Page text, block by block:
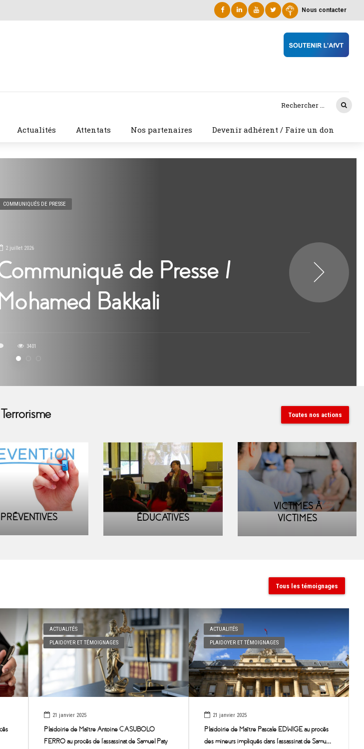
Nous contacter
Actualités Attentats Nos partenaires Devenir adhérent / Faire un don
Toutes nos actions
PRÉVENTIVES ÉDUCATIVES
VICTIMES À
VICTIMES
Tous les témoignages
ACTUALITÉS
PLAIDOYER ET TÉMOIGNAGES
21 janvier 2025
Plaidoirie de Maître Antoine CASUBOLO
FERRO au procès de l’assassinat de Samuel Paty
ACTUALITÉS
PLAIDOYER ET TÉMOIGNAGES
21 janvier 2025
Plaidoirie de Maître Pascale EDWIGE au procès
des mineurs impliqués dans l’assassinat de Samuel